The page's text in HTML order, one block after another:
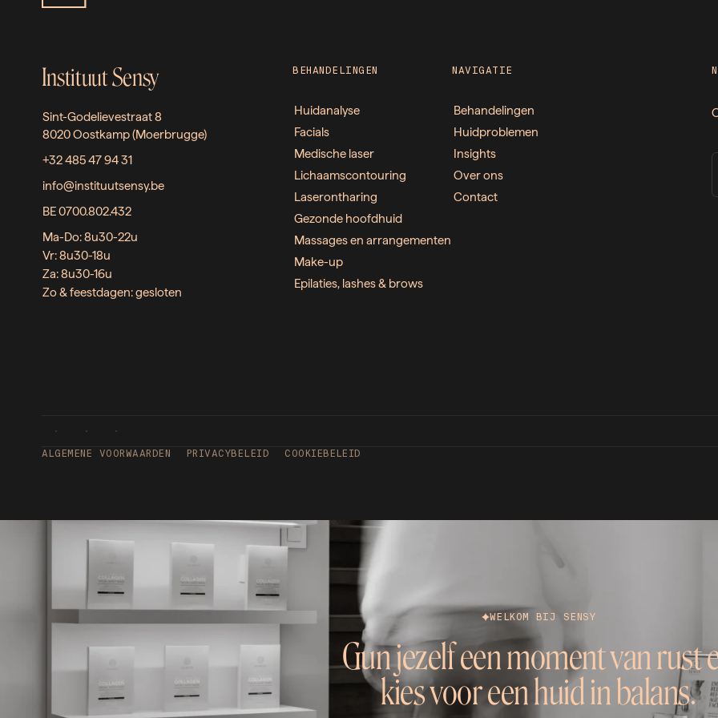
Instituut Sensy
Sint-Godelievestraat 8
8020 Oostkamp (Moerbrugge)
+32 485 47 94 31
info@instituutsensy.be
BE 0700.802.432
Ma-Do: 8u30-22u
Vr: 8u30-18u
Za: 8u30-16u
Zo & feestdagen: gesloten
BEHANDELINGEN
Huidanalyse
Facials
Medische laser
Lichaamscontouring
Laserontharing
Gezonde hoofdhuid
Massages en arrangementen
Make-up
Epilaties, lashes & brows
NAVIGATIE
Behandelingen
Huidproblemen
Insights
Over ons
Contact
ALGEMENE VOORWAARDEN PRIVACYBELEID COOKIEBELEID
WELKOM BIJ SENSY
Gun jezelf een moment van rust
kies voor een huid in balans.